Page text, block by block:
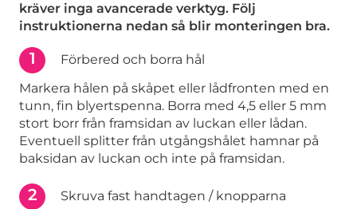
kräver inga avancerade verktyg. Följ
instruktionerna nedan så blir monteringen bra.
1
Förbered och borra hål
Markera hålen på skåpet eller lådfronten med en
tunn, fin blyertspenna. Borra med 4,5 eller 5 mm
stort borr från framsidan av luckan eller lådan.
Eventuell splitter från utgångshålet hamnar på
baksidan av luckan och inte på framsidan.
2
Skruva fast handtagen / knopparna